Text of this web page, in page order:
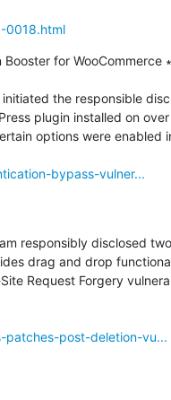
0018.html
for WooCommerce
the responsible
plugin installed on
options were enabled
bypass-vulner...
responsibly disclosed
drag and drop
Request Forgery
post-deletion-vu...